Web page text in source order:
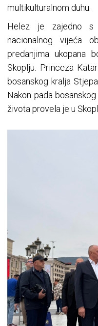
multikulturalnom duhu.
Helez je zajedno s
nacionalnog vijeća
predanjima ukopana
Skoplju. Princeza
bosanskog kralja
Nakon pada
života provela je u